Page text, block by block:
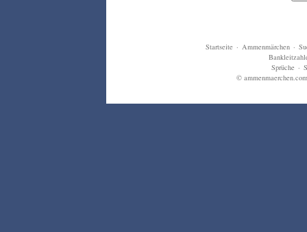
Startseite · Ammenmärchen ·
Sprüche ·
©